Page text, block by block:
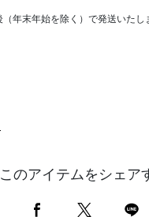
年末年始を除く）で発送いたし
このアイテムをシェア